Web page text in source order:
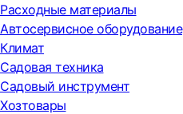
Расходные материалы
Автосервисное оборудование
Климат
Садовая техника
Садовый инструмент
Хозтовары